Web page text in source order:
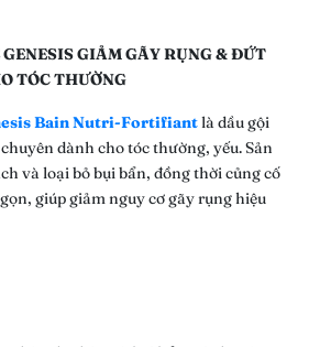
GIẢM GÃY RỤNG & ĐỨT
TÓC THƯỜNG
Bain Nutri-Fortifiantlà dầu gội
dành cho tóc thường, yếu. Sản
và loại bỏ bụi bẩn, đồng thời củng cố
giúp giảm nguy cơ gãy rụng hiệu